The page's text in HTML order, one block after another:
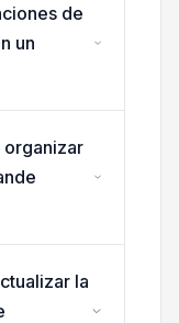
de
un
organizar
la